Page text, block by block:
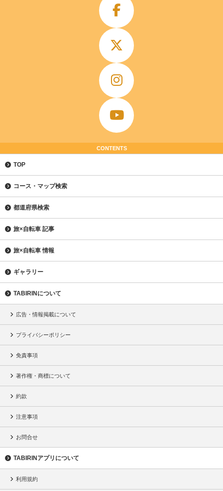
CONTENTS
TOP
コース・マップ検索
都道府県検索
旅×自転車 記事
旅×自転車 情報
ギャラリー
TABIRINについて
広告・情報掲載について
プライバシーポリシー
免責事項
著作権・商標について
約款
注意事項
お問合せ
TABIRINアプリについて
利用規約